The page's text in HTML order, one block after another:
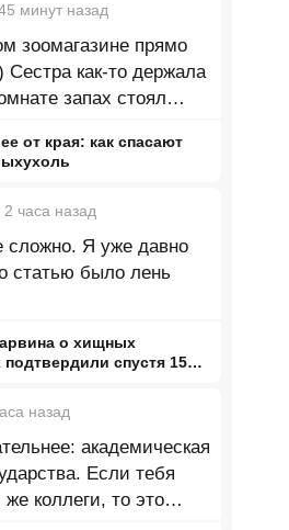
минут назад
зоомагазине прямо
как-то держала
запах стоял
от края: как спасают
2 часа назад
сложно. Я уже давно
статью было лень
о хищных
подтвердили спустя 150
назад
академическая
Если тебя
коллеги, то это